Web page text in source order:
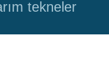
tekneler